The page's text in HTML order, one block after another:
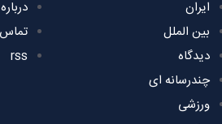
ایران
بین الملل
دیدگاه
چندرسانه ای
ورزشی
تماس
rss